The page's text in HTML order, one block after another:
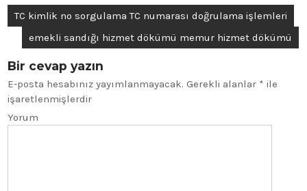
TC kimlik no sorgulama TC numarası doğrulama işlemleri
emekli sandığı hizmet dökümü memur hizmet dökümü
Bir cevap yazın
E-posta hesabınız yayımlanmayacak. Gerekli alanlar * ile
işaretlenmişlerdir
Yorum